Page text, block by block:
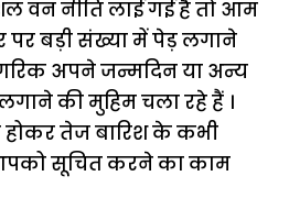
वन नीति लाई गई है तो आम
पर बड़ी संख्या में पेड़ लगाने
अपने जन्मदिन या अन्य
की मुहिम चला रहे हैं ।
तेज बारिश के कभी
सूचित करने का काम